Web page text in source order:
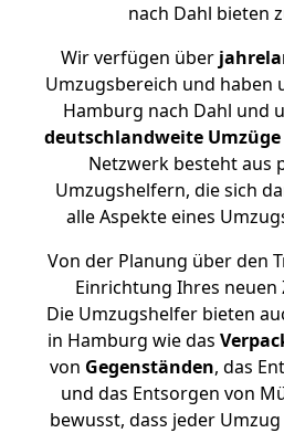
nach Dahl bieten
Wir verfügen über
Umzugsbereich und haben
Hamburg nach Dahl und
deutschlandweite
Netzwerk besteht aus
Umzugshelfern, die sich
alle Aspekte eines
Von der Planung über den
Einrichtung Ihres neuen
Die Umzugshelfer bieten
in Hamburg wie das
von Gegenständen, das
und das Entsorgen von
bewusst, dass jeder